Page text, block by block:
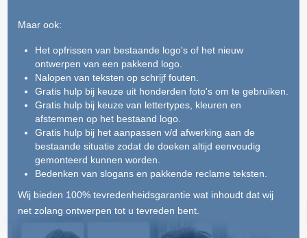
Maar ook:
Het opfrissen van bestaande logo's of het nieuw
ontwerpen van een pakkend logo.
Nalopen van teksten op schrijf fouten.
Gratis hulp bij keuze uit honderden foto's om te gebruiken.
Gratis hulp bij keuze van lettertypes, kleuren en
afstemmen op het bestaand logo.
Gratis hulp bij het aanpassen v/d afwerking aan de
bestaande situatie zodat de doeken altijd eenvoudig
gemonteerd kunnen worden.
Bedenken van slogans en pakkende reclame teksten.
Wij bieden 100% tevredenheidsgarantie wat inhoudt dat wij
net zolang ontwerpen tot u tevreden bent.